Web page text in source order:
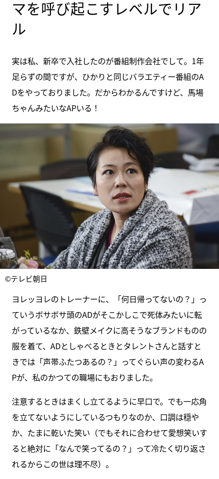
マを呼び起こすレベルでリア
ル
実は私、新卒で入社したのが番組制作会社でして。1年
足らずの間ですが、ひかりと同じバラエティー番組のA
Dをやっておりました。だからわかるんですけど、馬場
ちゃんみたいなAPいる！
©テレビ朝日
ヨレッヨレのトレーナーに、「何日帰ってないの？」っ
ていうボサボサ頭のADがそこかしこで死体みたいに転
がっているなか、鉄壁メイクに高そうなブランドものの
服を着て、ADとしゃべるときとタレントさんと話すと
きでは「声帯ふたつあるの？」ってぐらい声の変わるA
Pが、私のかつての職場にもおりました。
注意するときはまくし立てるように早口で。でも一応角
を立てないようにしているつもりなのか、口調は穏や
か、たまに乾いた笑い（でもそれに合わせて愛想笑いす
ると絶対に「なんで笑ってるの？」って冷たく切り返さ
れるからこの世は理不尽）。